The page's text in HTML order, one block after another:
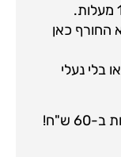
החורף כאן
בלי נעלי